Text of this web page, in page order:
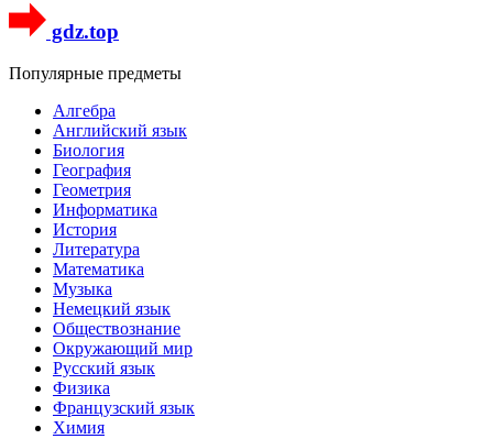
gdz.top
Популярные предметы
Алгебра
Английский язык
Биология
География
Геометрия
Информатика
История
Литература
Математика
Музыка
Немецкий язык
Обществознание
Окружающий мир
Русский язык
Физика
Французский язык
Химия